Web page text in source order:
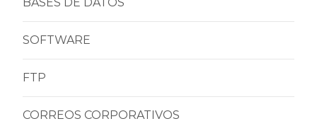
SOFTWARE
FTP
CORREOS CORPORATIVOS